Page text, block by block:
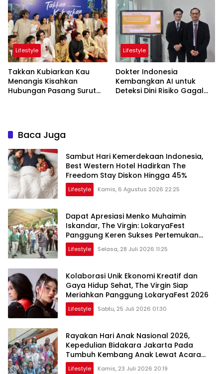
LokaryaFest 2026
Lewat Acara Where Hope
Begins
Lifestyle
Takkan Kubiarkan Kau
Menangis Kisahkan
Hubungan Pasang Surut
Lifestyle
Dokter Indonesia
Kembangkan AI untuk
Deteksi Dini Risiko Gagal
Baca Juga
Sambut Hari Kemerdekaan Indonesia,
Best Western Hotel Hadirkan The
Freedom Stay Diskon Hingga 45%
Lifestyle Kamis, 6 Agustus 2026 22:25
Dapat Apresiasi Menko Muhaimin
Iskandar, The Virgin: LokaryaFest
Panggung Keren Sukses Pertemukan
Kolaborasi Apik
Lifestyle Selasa, 28 Juli 2026 11:25
Kolaborasi Unik Ekonomi Kreatif dan
Gaya Hidup Sehat, The Virgin Siap
Meriahkan Panggung LokaryaFest 2026
Lifestyle Sabtu, 25 Juli 2026 01:30
Rayakan Hari Anak Nasional 2026,
Kepedulian Bidakara Jakarta Pada
Tumbuh Kembang Anak Lewat Acara
Where Hope Begins
Lifestyle Kamis, 23 Juli 2026 20:19